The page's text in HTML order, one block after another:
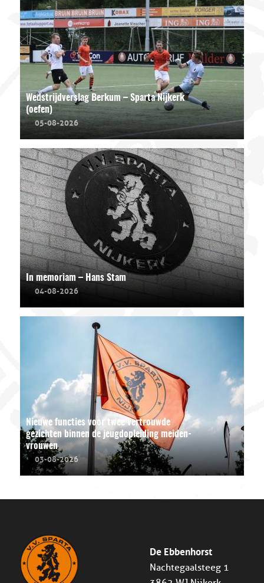
Wedstrijdverslag Berkum – Sparta Nijkerk
(oefen)
05-08-2026
In memoriam – Hans Stam
04-08-2026
Nieuwe functies voor twee vertrouwde
gezichten binnen de jeugdopleiding meiden-
vrouwen
03-08-2026
De Ebbenhorst
Nachtegaalsteeg 1